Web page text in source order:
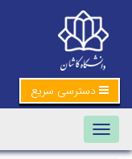
دسترسی سریع
Toggle navigation